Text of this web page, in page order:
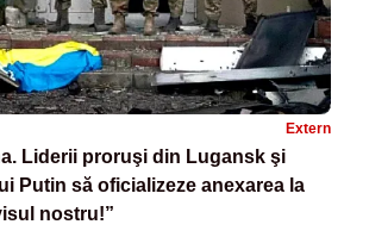
Extern
Liderii proruşi din Lugansk şi
Putin să oficializeze anexarea la
nostru!”